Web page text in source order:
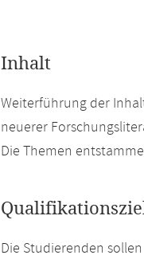
Inhalt
Weiterführung der
neuerer
Die Themen
Die Studierenden sollen